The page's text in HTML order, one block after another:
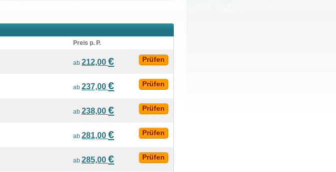
Preis p. P.
ab 212,00 € Prüfen
ab 237,00 € Prüfen
ab 238,00 € Prüfen
ab 281,00 € Prüfen
ab 285,00 € Prüfen